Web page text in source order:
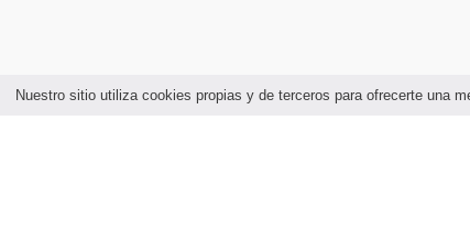
Nuestro sitio utiliza cookies propias y de terceros para ofrecerte una